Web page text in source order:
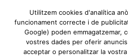
Utilitzem cookies d'analítica
funcionament correcte i de
Google) poden emmagatzemar,
vostres dades per oferir
acceptar o personalitzar la